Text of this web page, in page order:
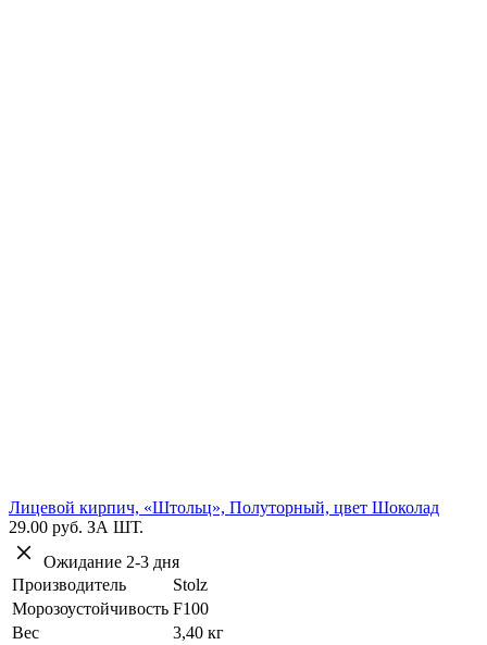
Лицевой кирпич, «Штольц», Полуторный, цвет Шоколад
29.00 руб. ЗА ШТ.
Ожидание 2-3 дня
Производитель
Stolz
Морозоустойчивость F100
Вес
3,40 кг